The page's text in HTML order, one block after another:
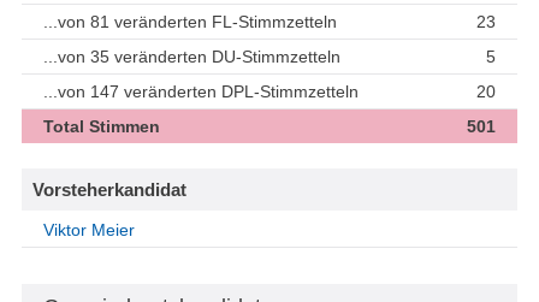
...von 81 veränderten FL-Stimmzetteln
23
...von 35 veränderten DU-Stimmzetteln
5
...von 147 veränderten DPL-Stimmzetteln
20
Total Stimmen
501
Vorsteherkandidat
Viktor Meier